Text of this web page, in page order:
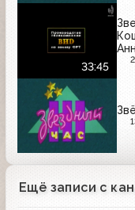
33:45
Ещё записи с